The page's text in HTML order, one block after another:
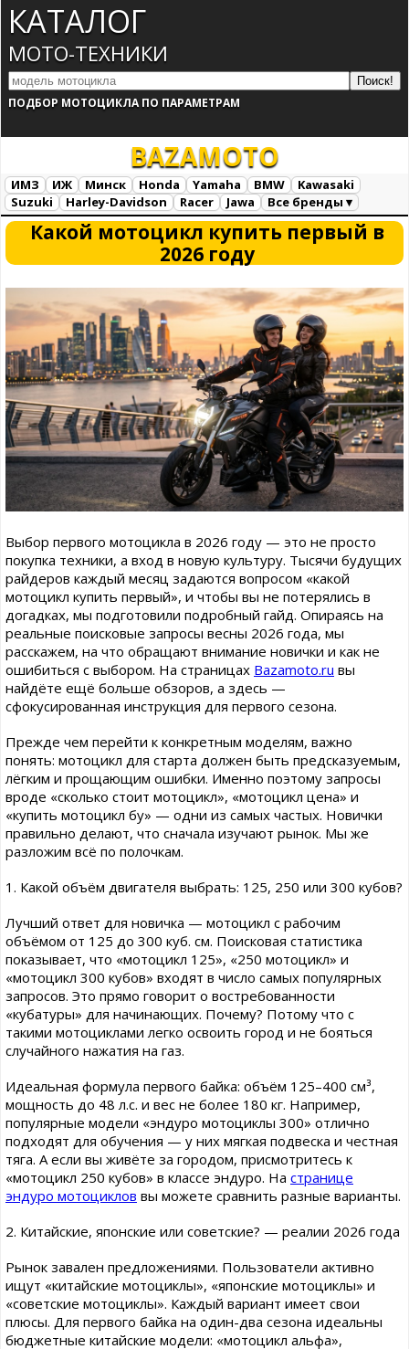
КАТАЛОГ
МОТО-ТЕХНИКИ
ПОДБОР МОТОЦИКЛА ПО ПАРАМЕТРАМ
BAZAMOTO
ИМЗ ИЖ Минск Honda Yamaha BMW
Kawasaki
Suzuki
Harley-Davidson Racer Jawa
Все бренды ▾
Все марки
Загрузка...
Какой мотоцикл купить первый в
2026 году
Выбор первого мотоцикла в 2026 году — это не просто
покупка техники, а вход в новую культуру. Тысячи будущих
райдеров каждый месяц задаются вопросом «какой
мотоцикл купить первый», и чтобы вы не потерялись в
догадках, мы подготовили подробный гайд. Опираясь на
реальные поисковые запросы весны 2026 года, мы
расскажем, на что обращают внимание новички и как не
ошибиться с выбором. На страницах Bazamoto.ru вы
найдёте ещё больше обзоров, а здесь —
сфокусированная инструкция для первого сезона.
Прежде чем перейти к конкретным моделям, важно
понять: мотоцикл для старта должен быть предсказуемым,
лёгким и прощающим ошибки. Именно поэтому запросы
вроде «сколько стоит мотоцикл», «мотоцикл цена» и
«купить мотоцикл бу» — одни из самых частых. Новички
правильно делают, что сначала изучают рынок. Мы же
разложим всё по полочкам.
1. Какой объём двигателя выбрать: 125, 250 или 300 кубов?
Лучший ответ для новичка — мотоцикл с рабочим
объёмом от 125 до 300 куб. см. Поисковая статистика
показывает, что «мотоцикл 125», «250 мотоцикл» и
«мотоцикл 300 кубов» входят в число самых популярных
запросов. Это прямо говорит о востребованности
«кубатуры» для начинающих. Почему? Потому что с
такими мотоциклами легко освоить город и не бояться
случайного нажатия на газ.
Идеальная формула первого байка: объём 125–400 см³,
мощность до 48 л.с. и вес не более 180 кг. Например,
популярные модели «эндуро мотоциклы 300» отлично
подходят для обучения — у них мягкая подвеска и честная
тяга. А если вы живёте за городом, присмотритесь к
«мотоцикл 250 кубов» в классе эндуро. На странице
эндуро мотоциклов вы можете сравнить разные варианты.
2. Китайские, японские или советские? — реалии 2026 года
Рынок завален предложениями. Пользователи активно
ищут «китайские мотоциклы», «японские мотоциклы» и
«советские мотоциклы». Каждый вариант имеет свои
плюсы. Для первого байка на один-два сезона идеальны
бюджетные китайские модели: «мотоцикл альфа»,